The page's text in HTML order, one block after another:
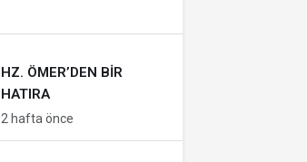
HZ. ÖMER’DEN BIR
HATIRA
2 hafta önce